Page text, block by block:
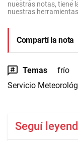
nuestras notas, tiene
nuestras
Compartí la nota
Temas frío
Servicio
Seguí